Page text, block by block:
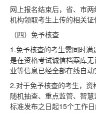
网上报名结束后，省、市
机构领取考生上传的相关证
（四）免予核查
1.免予核查的考生需同时
是在资格考试诚信档案库
业等信息已经全部在线自动
2.对于免予核查的考生，
随机抽查、重点监管、智
标准发布之日起15个工作